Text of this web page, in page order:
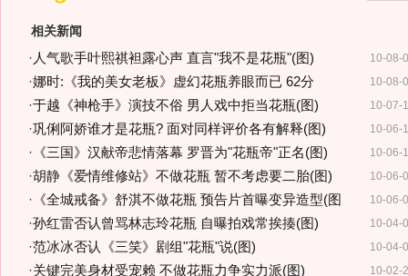
相关新闻
10-08-
· 人气歌手叶熙祺袒露心声 直言"我不是花瓶"(图)
10-08-
·娜时:《我的美女老板》虚幻花瓶养眼而已 62分
10-07-
·于越《神枪手》演技不俗 男人戏中拒当花瓶(图)
10-06-
·巩俐阿娇谁才是花瓶? 面对同样评价各有解释(图)
10-06-
· 《三国》汉献帝悲情落幕 罗晋为"花瓶帝"正名(图)
10-06-
·胡静《爱情维修站》不做花瓶 暂不考虑要二胎(图)
10-06-
· 《全城戒备》舒淇不做花瓶 预告片首曝变异造型(图
10-04-
·孙红雷否认曾骂林志玲花瓶 自曝拍戏常挨揍(图)
10-04-
·范冰冰否认《三笑》剧组"花瓶"说(图)
10-02-
·关键完美身材受宠赖 不做花瓶力争实力派(图)